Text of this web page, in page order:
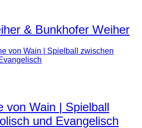
& Bunkhofer Weiher
von Wain | Spielball
und Evangelisch